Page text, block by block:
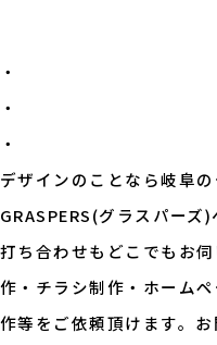
・
・
・
デザインのことなら岐阜
GRASPERS(グラスパーズ
打ち合わせもどこでもお
作・チラシ制作・ホーム
作等をご依頼頂けます。